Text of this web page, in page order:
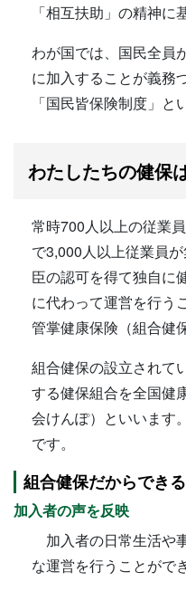
「相互扶助」の精神に
わが国では、国民全員
に加入することが義務
「国民皆保険制度」と
わたしたちの健保
常時700人以上の従業
で3,000人以上従業員
臣の認可を得て独自に
に代わって運営を行う
管掌健康保険（組合健
組合健保の設立されて
する健保組合を全国健
会けんぽ）といいます
です。
組合健保だからでき
加入者の声を反映
加入者の日常生活や
な運営を行うことがで